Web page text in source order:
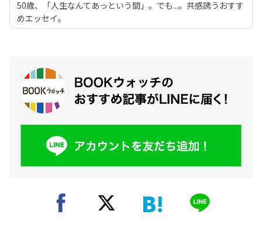
50歳、「人生なんてあっという間」。でも...。共感誘うおすす
めエッセイ。